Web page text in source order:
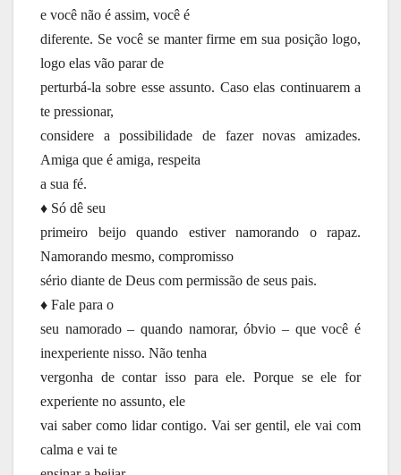
e você não é assim, você é
diferente. Se você se manter firme em sua posição logo,
logo elas vão parar de
perturbá-la sobre esse assunto. Caso elas continuarem a
te pressionar,
considere a possibilidade de fazer novas amizades.
Amiga que é amiga, respeita
a sua fé.
♦ Só dê seu
primeiro beijo quando estiver namorando o rapaz.
Namorando mesmo, compromisso
sério diante de Deus com permissão de seus pais.
♦ Fale para o
seu namorado – quando namorar, óbvio – que você é
inexperiente nisso. Não tenha
vergonha de contar isso para ele. Porque se ele for
experiente no assunto, ele
vai saber como lidar contigo. Vai ser gentil, ele vai com
calma e vai te